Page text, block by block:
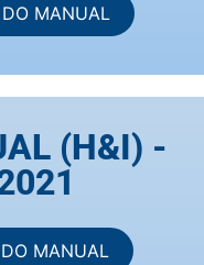
MANUAL
(H&I) -
MANUAL